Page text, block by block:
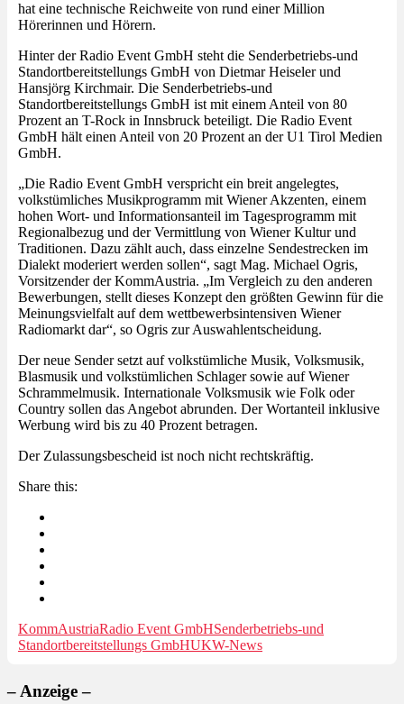
hat eine technische Reichweite von rund einer Million
Hörerinnen und Hörern.
Hinter der Radio Event GmbH steht die Senderbetriebs-und
Standortbereitstellungs GmbH von Dietmar Heiseler und
Hansjörg Kirchmair. Die Senderbetriebs-und
Standortbereitstellungs GmbH ist mit einem Anteil von 80
Prozent an T-Rock in Innsbruck beteiligt. Die Radio Event
GmbH hält einen Anteil von 20 Prozent an der U1 Tirol Medien
GmbH.
„Die Radio Event GmbH verspricht ein breit angelegtes,
volkstümliches Musikprogramm mit Wiener Akzenten, einem
hohen Wort- und Informationsanteil im Tagesprogramm mit
Regionalbezug und der Vermittlung von Wiener Kultur und
Traditionen. Dazu zählt auch, dass einzelne Sendestrecken im
Dialekt moderiert werden sollen“, sagt Mag. Michael Ogris,
Vorsitzender der KommAustria. „Im Vergleich zu den anderen
Bewerbungen, stellt dieses Konzept den größten Gewinn für die
Meinungsvielfalt auf dem wettbewerbsintensiven Wiener
Radiomarkt dar“, so Ogris zur Auswahlentscheidung.
Der neue Sender setzt auf volkstümliche Musik, Volksmusik,
Blasmusik und volkstümlichen Schlager sowie auf Wiener
Schrammelmusik. Internationale Volksmusik wie Folk oder
Country sollen das Angebot abrunden. Der Wortanteil inklusive
Werbung wird bis zu 40 Prozent betragen.
Der Zulassungsbescheid ist noch nicht rechtskräftig.
Share this:
KommAustriaRadio Event GmbHSenderbetriebs-und
Standortbereitstellungs GmbHUKW-News
– Anzeige –